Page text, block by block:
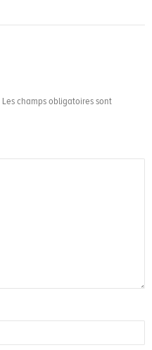
Les champs obligatoires sont